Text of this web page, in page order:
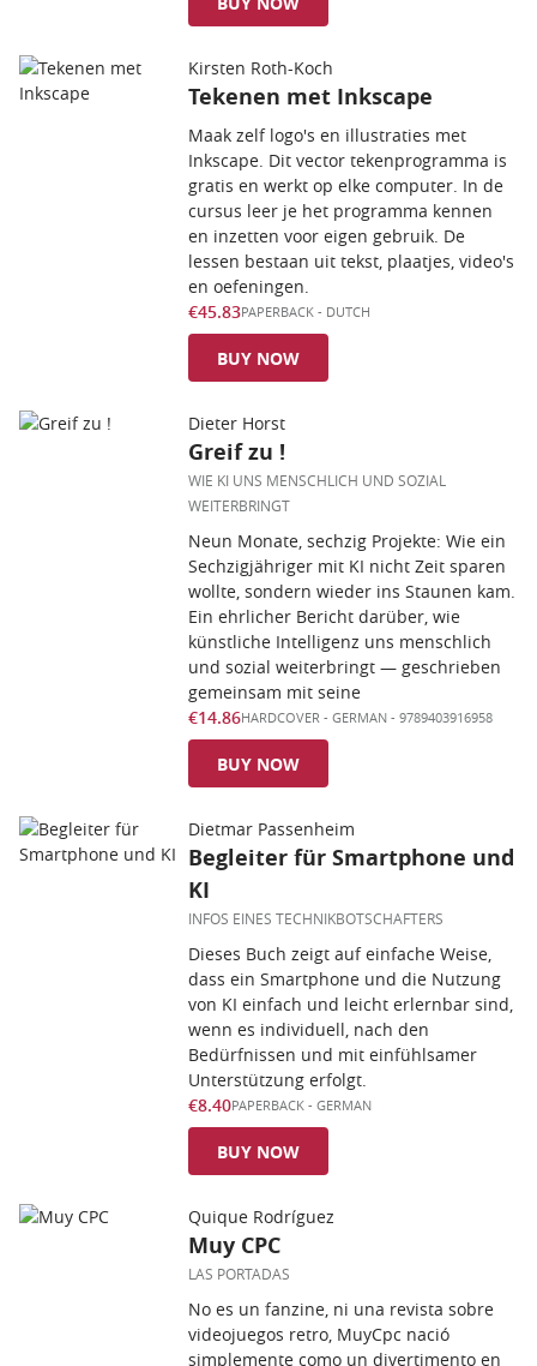
Kirsten Roth-Koch
Tekenen met Inkscape
Maak zelf logo's en illustraties met
Inkscape. Dit vector tekenprogramma is
gratis en werkt op elke computer. In de
cursus leer je het programma kennen
en inzetten voor eigen gebruik. De
lessen bestaan uit tekst, plaatjes, video's
en oefeningen.
€45.83PAPERBACK - DUTCH
BUY NOW
Dieter Horst
Greif zu !
WIE KI UNS MENSCHLICH UND SOZIAL
WEITERBRINGT
Neun Monate, sechzig Projekte: Wie ein
Sechzigjähriger mit KI nicht Zeit sparen
wollte, sondern wieder ins Staunen kam.
Ein ehrlicher Bericht darüber, wie
künstliche Intelligenz uns menschlich
und sozial weiterbringt — geschrieben
gemeinsam mit seine
€14.86HARDCOVER - GERMAN - 9789403916958
BUY NOW
Dietmar Passenheim
Begleiter für Smartphone und
KI
INFOS EINES TECHNIKBOTSCHAFTERS
Dieses Buch zeigt auf einfache Weise,
dass ein Smartphone und die Nutzung
von KI einfach und leicht erlernbar sind,
wenn es individuell, nach den
Bedürfnissen und mit einfühlsamer
Unterstützung erfolgt.
€8.40PAPERBACK - GERMAN
BUY NOW
Quique Rodríguez
Muy CPC
LAS PORTADAS
No es un fanzine, ni una revista sobre
videojuegos retro, MuyCpc nació
simplemente como un divertimento en